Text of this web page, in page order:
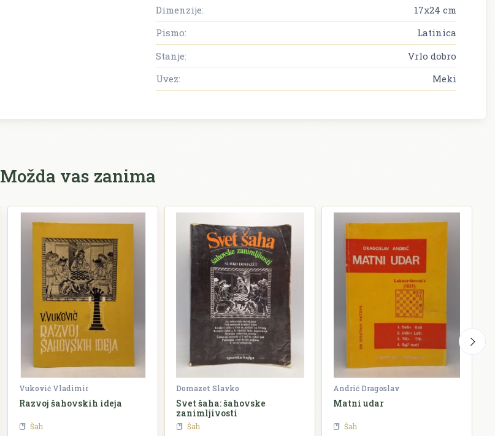
Dimenzije:
17x24 cm
Pismo:
Latinica
Stanje:
Vrlo dobro
Uvez:
Meki
Možda vas zanima
Vuković Vladimir
Razvoj šahovskih ideja
Šah
Domazet Slavko
Svet šaha: šahovske
zanimljivosti
Šah
Andrić Dragoslav
Matni udar
Šah